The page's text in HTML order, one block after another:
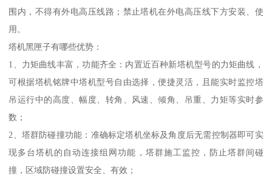
围内，不得有外电高压线路；禁止塔机在外电高压线下方安装、使
用。
塔机黑匣子有哪些优势：
1、力矩曲线丰富，功能齐全：内置近百种新塔机型号的力矩曲线，
可根据塔机铭牌中塔机型号自由选择，便捷灵活，且能实时监控塔
吊运行中的高度、幅度、转角、风速、倾角、吊重、力矩等实时参
数；
2、塔群防碰撞功能：准确标定塔机坐标及角度后无需控制器即可实
现多台塔机的自动连接组网功能，塔群施工监控，防止塔群间碰
撞，区域防碰撞设置安全、有效；